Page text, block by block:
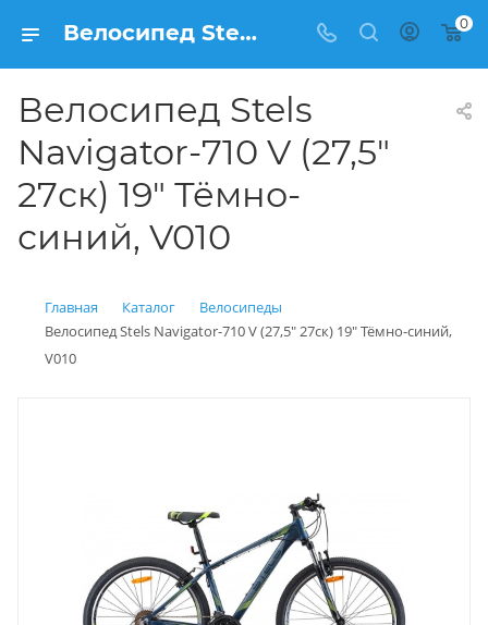
Велосипед Stels Navigator-710 V (27,5" 27ск) 19" Тёмно-синий, V010 купить: цена 21 500 рублей в Балашихе | Интернет магазин Вело150 0
Велосипед Stels
Navigator-710 V (27,5"
27ск) 19" Тёмно-
синий, V010
Главная Каталог
Велосипеды
Велосипед Stels Navigator-710 V (27,5" 27ск) 19" Тёмно-синий,
V010